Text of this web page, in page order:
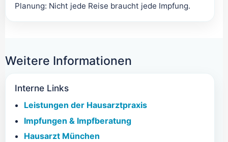
Planung: Nicht jede Reise braucht jede Impfung.
Weitere Informationen
Interne Links
Leistungen der Hausarztpraxis
Impfungen & Impfberatung
Hausarzt München